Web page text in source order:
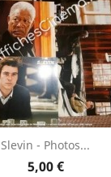
Slevin - Photos...
5,00 €